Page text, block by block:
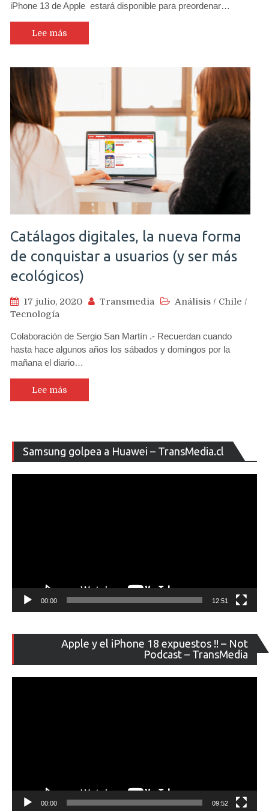
iPhone 13 de Apple estará disponible para preordenar…
Lee más
Catálagos digitales, la nueva forma
de conquistar a usuarios (y ser más
ecológicos)
17 julio, 2020 Transmedia Análisis / Chile /
Tecnología
Colaboración de Sergio San Martín .- Recuerdan cuando
hasta hace algunos años los sábados y domingos por la
mañana el diario…
Lee más
Samsung golpea a Huawei – TransMedia.cl
de
00:00 12:51
Apple y el iPhone 18 expuestos !! – Not
Podcast – TransMedia
de
00:00 09:52